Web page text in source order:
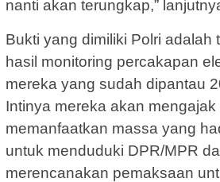
nanti akan terungkap,”
Bukti yang dimiliki Polri adalah
hasil monitoring percakapan
mereka yang sudah dipantau
Intinya mereka akan mengajak
memanfaatkan massa yang
untuk menduduki DPR/MPR
merencanakan pemaksaan